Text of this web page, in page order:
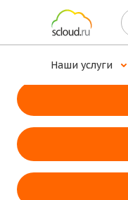
Доступ к
Наши услуги